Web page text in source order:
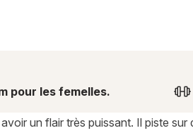
santé et assurance
pour les femelles.
un flair très puissant. Il piste